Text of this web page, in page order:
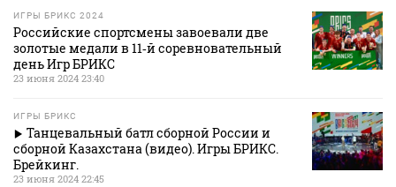
ИГРЫ БРИКС 2024
Российские спортсмены завоевали две
золотые медали в 11‑й соревновательный
день Игр БРИКС
23 июня 2024 23:40
ИГРЫ БРИКС
Танцевальный батл сборной России и
сборной Казахстана (видео). Игры БРИКС.
Брейкинг.
23 июня 2024 22:45